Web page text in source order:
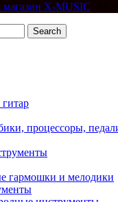
X-MUSIC
Search
процессоры,
гармошки и мелодики